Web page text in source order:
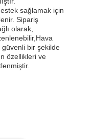
sağlamak için
Sipariş
olarak,
bir şekilde
özellikleri ve